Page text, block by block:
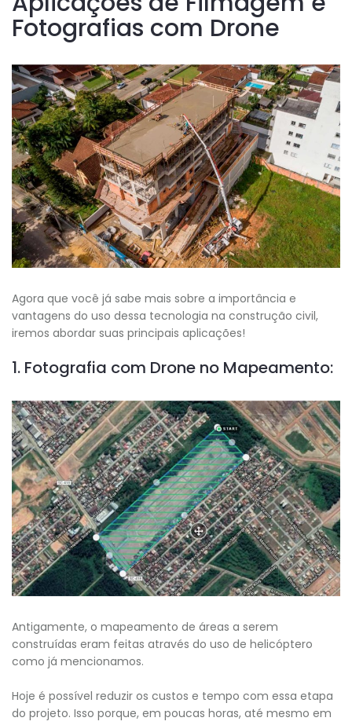
Fotografias com Drone
Agora que você já sabe mais sobre a importância e
vantagens do uso dessa tecnologia na construção civil,
iremos abordar suas principais aplicações!
1. Fotografia com Drone no Mapeamento:
Antigamente, o mapeamento de áreas a serem
construídas eram feitas através do uso de helicóptero
como já mencionamos.
Hoje é possível reduzir os custos e tempo com essa etapa
do projeto. Isso porque, em poucas horas, até mesmo em